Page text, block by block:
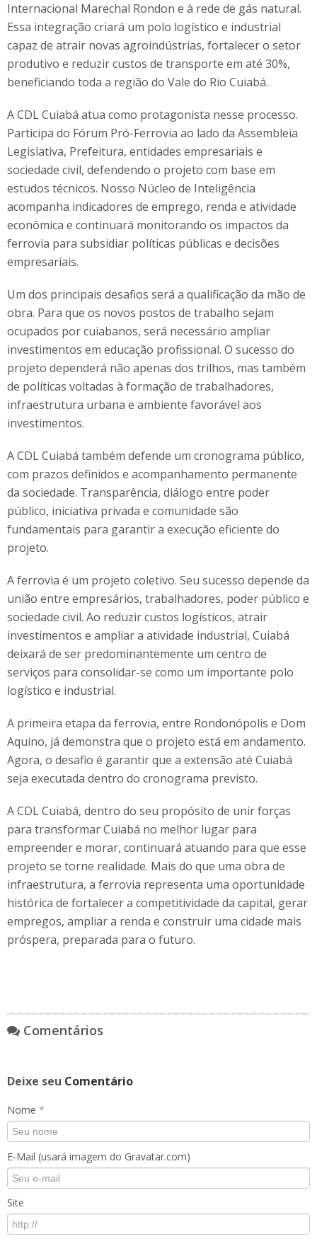
Internacional Marechal Rondon e à rede de gás natural.
Essa integração criará um polo logístico e industrial
capaz de atrair novas agroindústrias, fortalecer o setor
produtivo e reduzir custos de transporte em até 30%,
beneficiando toda a região do Vale do Rio Cuiabá.
A CDL Cuiabá atua como protagonista nesse processo.
Participa do Fórum Pró-Ferrovia ao lado da Assembleia
Legislativa, Prefeitura, entidades empresariais e
sociedade civil, defendendo o projeto com base em
estudos técnicos. Nosso Núcleo de Inteligência
acompanha indicadores de emprego, renda e atividade
econômica e continuará monitorando os impactos da
ferrovia para subsidiar políticas públicas e decisões
empresariais.
Um dos principais desafios será a qualificação da mão de
obra. Para que os novos postos de trabalho sejam
ocupados por cuiabanos, será necessário ampliar
investimentos em educação profissional. O sucesso do
projeto dependerá não apenas dos trilhos, mas também
de políticas voltadas à formação de trabalhadores,
infraestrutura urbana e ambiente favorável aos
investimentos.
A CDL Cuiabá também defende um cronograma público,
com prazos definidos e acompanhamento permanente
da sociedade. Transparência, diálogo entre poder
público, iniciativa privada e comunidade são
fundamentais para garantir a execução eficiente do
projeto.
A ferrovia é um projeto coletivo. Seu sucesso depende da
união entre empresários, trabalhadores, poder público e
sociedade civil. Ao reduzir custos logísticos, atrair
investimentos e ampliar a atividade industrial, Cuiabá
deixará de ser predominantemente um centro de
serviços para consolidar-se como um importante polo
logístico e industrial.
A primeira etapa da ferrovia, entre Rondonópolis e Dom
Aquino, já demonstra que o projeto está em andamento.
Agora, o desafio é garantir que a extensão até Cuiabá
seja executada dentro do cronograma previsto.
A CDL Cuiabá, dentro do seu propósito de unir forças
para transformar Cuiabá no melhor lugar para
empreender e morar, continuará atuando para que esse
projeto se torne realidade. Mais do que uma obra de
infraestrutura, a ferrovia representa uma oportunidade
histórica de fortalecer a competitividade da capital, gerar
empregos, ampliar a renda e construir uma cidade mais
próspera, preparada para o futuro.
Comentários
Deixe seu Comentário
Nome *
E-Mail (usará imagem do Gravatar.com)
Site